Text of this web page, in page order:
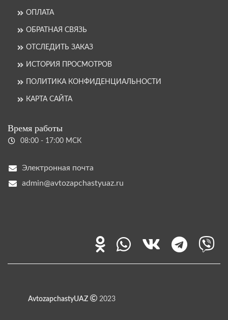
ОПЛАТА
ОБРАТНАЯ СВЯЗЬ
ОТСЛЕДИТЬ ЗАКАЗ
ИСТОРИЯ ПРОСМОТРОВ
ПОЛИТИКА КОНФИДЕНЦИАЛЬНОСТИ
КАРТА САЙТА
Время работы
08:00 - 17:00 МСК
Электронная почта
admin@avtozapchastyuaz.ru
AvtozapchastyUAZ 2023